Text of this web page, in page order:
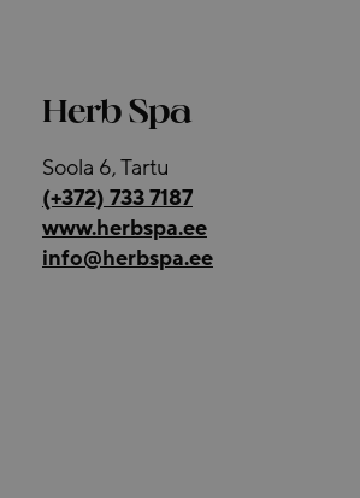
Herb Spa
Soola 6, Tartu
(+372) 733 7187
www.herbspa.ee
info@herbspa.ee